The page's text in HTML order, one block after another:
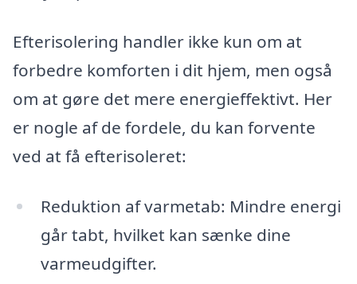
Efterisolering handler ikke kun om at
forbedre komforten i dit hjem, men også
om at gøre det mere energieffektivt. Her
er nogle af de fordele, du kan forvente
ved at få efterisoleret:
Reduktion af varmetab: Mindre energi
går tabt, hvilket kan sænke dine
varmeudgifter.